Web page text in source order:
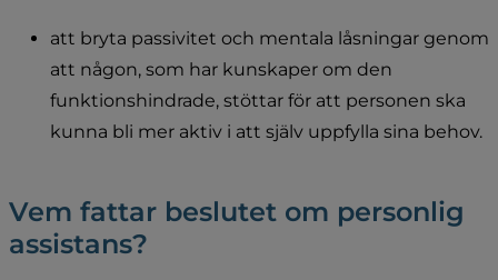
att bryta passivitet och mentala låsningar genom
att någon, som har kunskaper om den
funktionshindrade, stöttar för att personen ska
kunna bli mer aktiv i att själv uppfylla sina behov.
Vem fattar beslutet om personlig
assistans?